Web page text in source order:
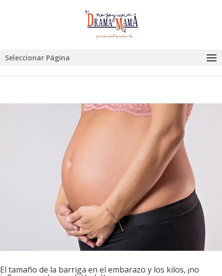
Seleccionar Página
El tamaño de la barriga en el embarazo y los kilos, ¡no